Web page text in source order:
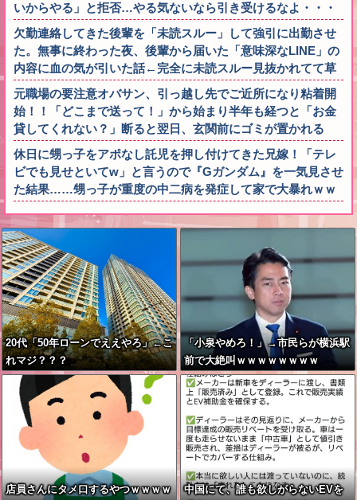
いからやる」と拒否…やる気ないなら引き受けるなよ・・・
欠勤連絡してきた後輩を「未読スルー」して強引に出勤させ
た。無事に終わった夜、後輩から届いた「意味深なLINE」の
内容に血の気が引いた話←完全に未読スルー見抜かれてて草
元職場の要注意オバサン、引っ越し先でご近所になり粘着開
始！！「どこまで送って！」から始まり半年も経つと「お金
貸してくれない？」断ると翌日、玄関前にゴミが置かれる
休日に甥っ子をアポなし託児を押し付けてきた兄嫁！「テレ
ビでも見せといてw」と言うので『Gガンダム』を一気見させ
た結果……甥っ子が重度の中二病を発症して家で大暴れｗｗ
20代「50年ローンでええやろ」←こ
れマジ？？？
「小泉やめろ！」→市民らが横浜駅
前で大絶叫ｗｗｗｗｗｗｗｗ
店員さんにタメ口するやつｗｗｗｗ
中国にて、誰も欲しがらないEVを